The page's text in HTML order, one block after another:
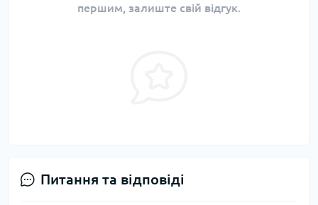
першим, залиште свій відгук.
Питання та відповіді